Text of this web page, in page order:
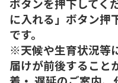
に入れる」ボタン押
です。
※天候や生育状況等
届けが前後すること